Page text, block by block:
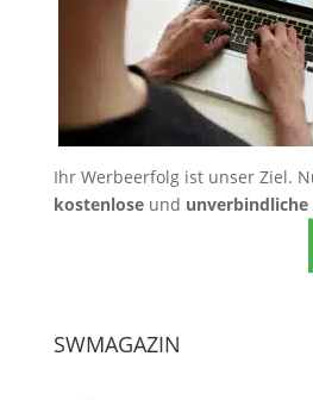
Ihr Werbeerfolg ist unser Ziel.
kostenloseund unverbindliche
SWMAGAZIN